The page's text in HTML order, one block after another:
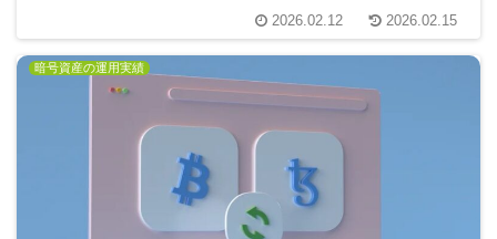
来のお金を増える分散投資が重要。実際にやってみてわかったこ
とを報告します。
2026.02.12 2026.02.15
暗号資産の運用実績